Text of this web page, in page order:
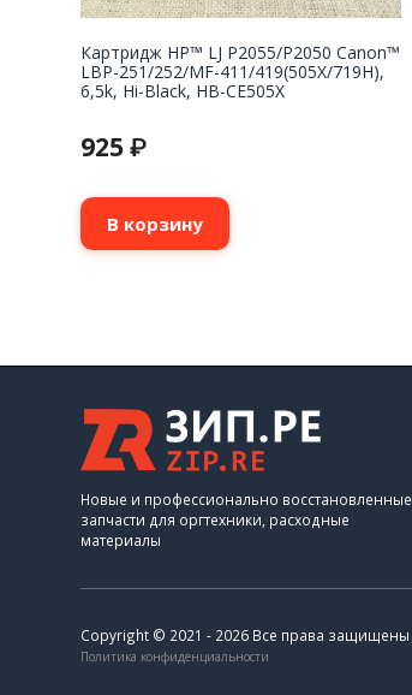
Картридж НР™ LJ P2055/P2050 Canon™
LBP-251/252/MF-411/419(505X/719H),
6,5k, Hi-Black, HB-CE505X
925 ₽
В корзину
Новые и профессионально восстановленные
запчасти для оргтехники, расходные
материалы
Copyright © 2021 - 2026 Все права защищены
Политика конфиденциальности